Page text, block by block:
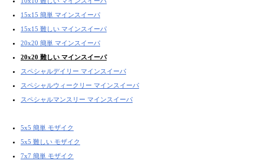
15x15 簡単 マインスイーパ
15x15 難しい マインスイーパ
20x20 簡単 マインスイーパ
20x20 難しい マインスイーパ
スペシャルデイリー マインスイーパ
スペシャルウィークリー マインスイーパ
スペシャルマンスリー マインスイーパ
5x5 簡単 モザイク
5x5 難しい モザイク
7x7 簡単 モザイク